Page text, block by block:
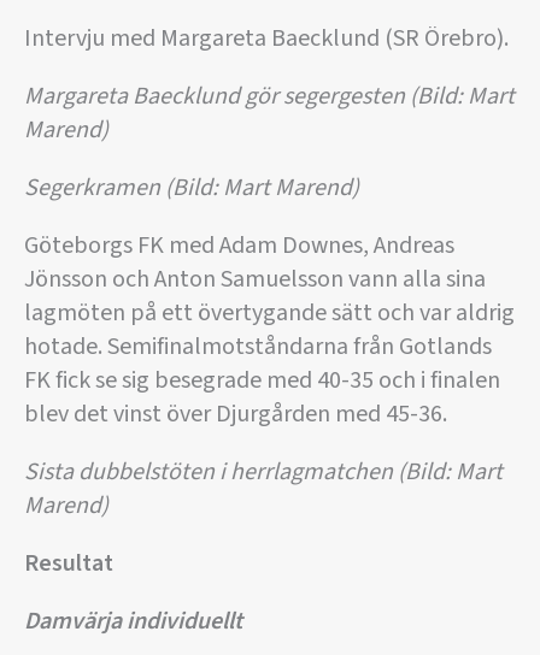
Intervju med Margareta Baecklund (SR Örebro).
Margareta Baecklund gör segergesten (Bild: Mart
Marend)
Segerkramen (Bild: Mart Marend)
Göteborgs FK med Adam Downes, Andreas
Jönsson och Anton Samuelsson vann alla sina
lagmöten på ett övertygande sätt och var aldrig
hotade. Semifinalmotståndarna från Gotlands
FK fick se sig besegrade med 40-35 och i finalen
blev det vinst över Djurgården med 45-36.
Sista dubbelstöten i herrlagmatchen (Bild: Mart
Marend)
Resultat
Damvärja individuellt